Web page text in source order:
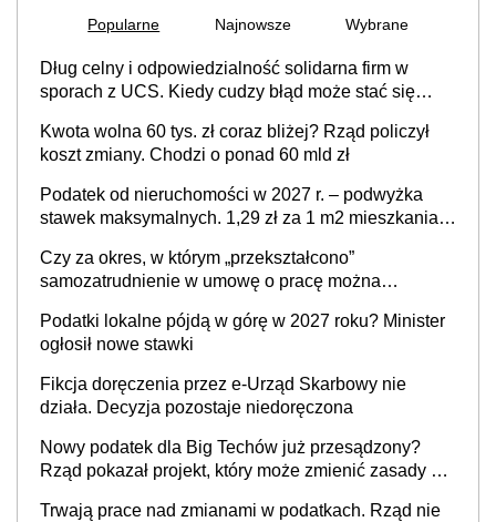
Popularne Najnowsze Wybrane
Dług celny i odpowiedzialność solidarna firm w
sporach z UCS. Kiedy cudzy błąd może stać się
Kwota wolna 60 tys. zł coraz bliżej? Rząd policzył
koszt zmiany. Chodzi o ponad 60 mld zł
Podatek od nieruchomości w 2027 r. – podwyżka
stawek maksymalnych. 1,29 zł za 1 m2 mieszkania,
prowadzeniem działalności gospodarczej
Czy za okres, w którym „przekształcono”
samozatrudnienie w umowę o pracę można
cywilnoprawnej jedynym racjonalnym wyjściem
Podatki lokalne pójdą w górę w 2027 roku? Minister
ogłosił nowe stawki
Fikcja doręczenia przez e-Urząd Skarbowy nie
działa. Decyzja pozostaje niedoręczona
Nowy podatek dla Big Techów już przesądzony?
Rząd pokazał projekt, który może zmienić zasady gry
Trwają prace nad zmianami w podatkach. Rząd nie